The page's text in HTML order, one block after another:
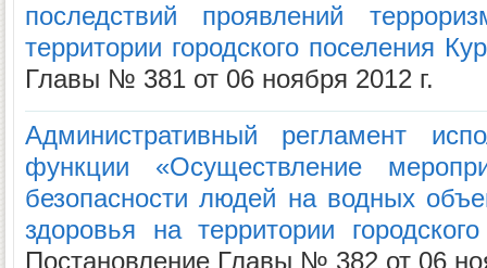
последствий проявлений
территории городского поселения
Главы № 381 от 06 ноября 2012 г.
Административный регламент
функции «Осуществление
безопасности людей на водных
здоровья на территории
Постановление Главы № 382 от 06